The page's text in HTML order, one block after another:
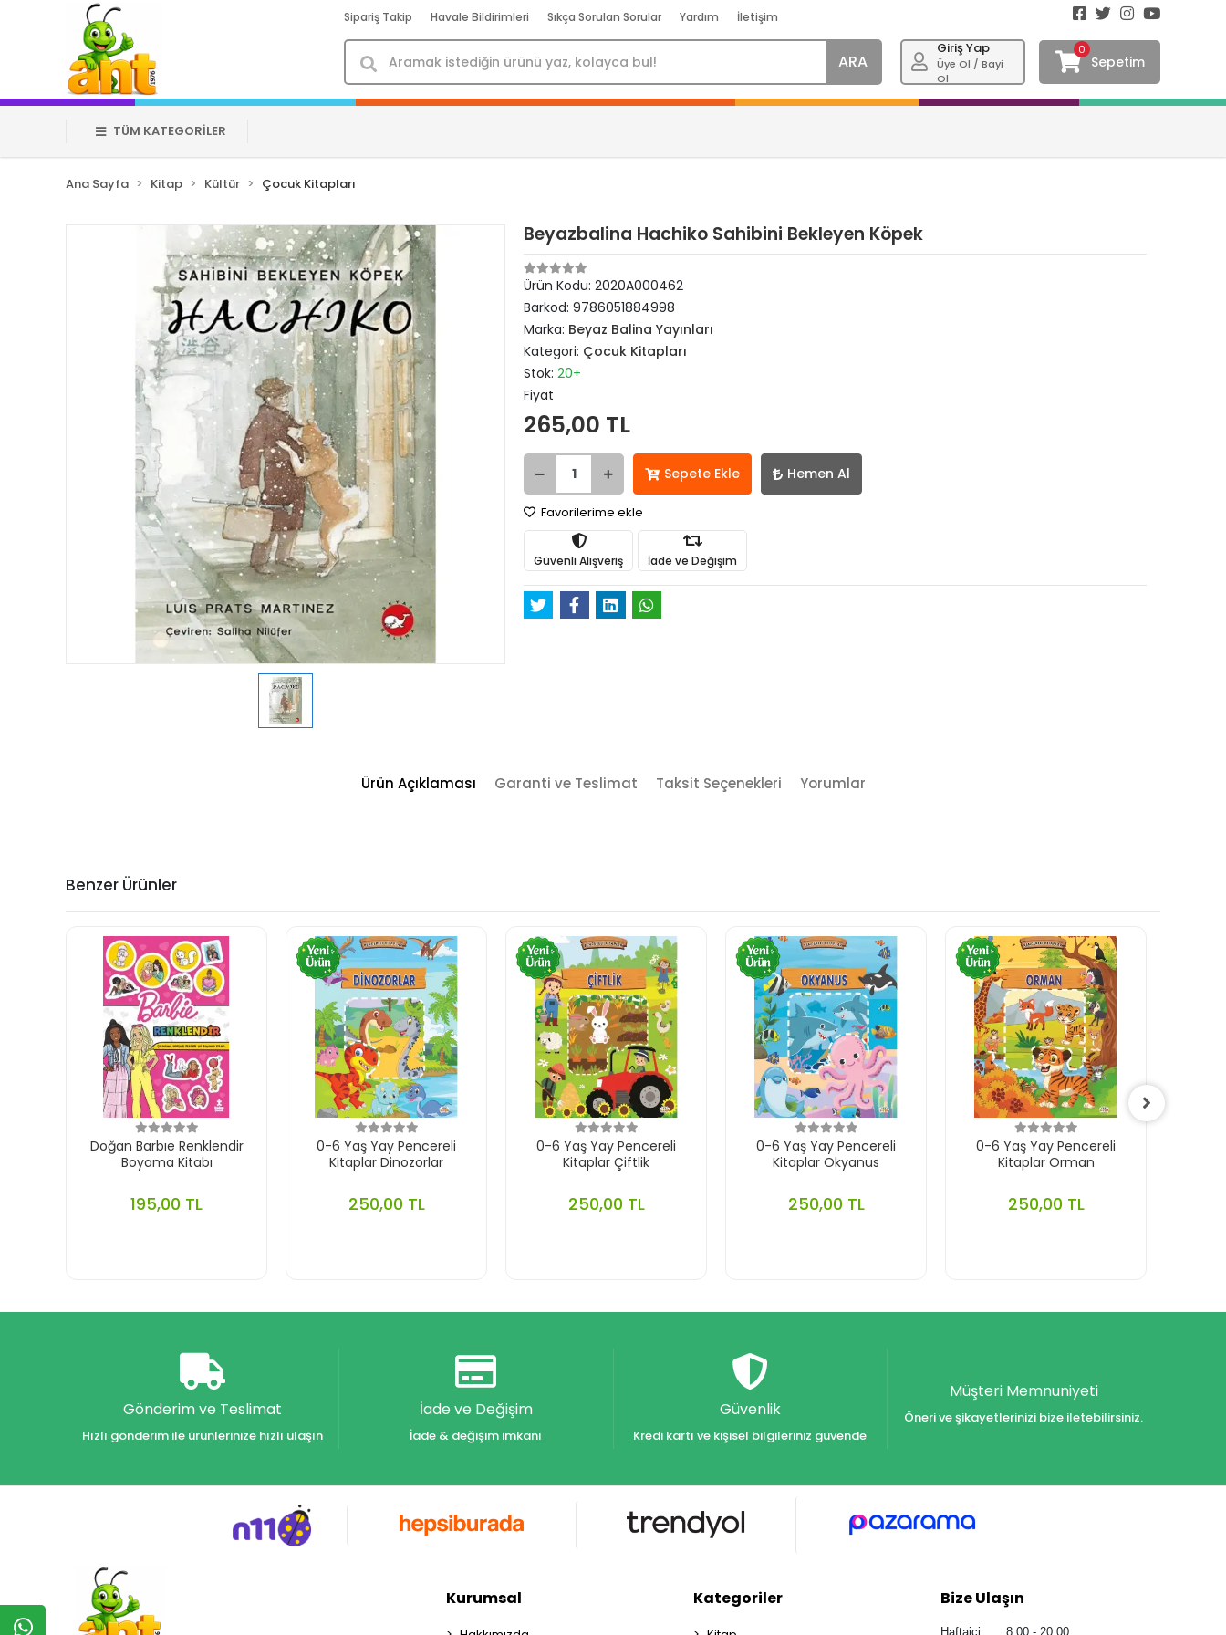
Sipariş Takip Havale Bildirimleri Sıkça Sorulan Sorular Yardım İletişim
ARA
Giriş Yap
Üye Ol / Bayi
Ol
0
Sepetim
TÜM KATEGORİLER
Ana Sayfa Kitap Kültür Çocuk Kitapları
Beyazbalina Hachiko Sahibini Bekleyen Köpek
Ürün Kodu:2020A000462
Barkod:9786051884998
Marka: Beyaz Balina Yayınları
Kategori: Çocuk Kitapları
Stok:20+
Fiyat
265,00 TL
Sepete Ekle Hemen Al
Favorilerime ekle
Güvenli Alışveriş İade ve Değişim
Ürün Açıklaması Garanti ve Teslimat Taksit Seçenekleri Yorumlar
Benzer Ürünler
Doğan Barbıe Renklendir
Boyama Kitabı
195,00 TL
0-6 Yaş Yay Pencereli
Kitaplar Dinozorlar
250,00 TL
0-6 Yaş Yay Pencereli
Kitaplar Çiftlik
250,00 TL
0-6 Yaş Yay Pencereli
Kitaplar Okyanus
250,00 TL
0-6 Yaş Yay Pencereli
Kitaplar Orman
250,00 TL
Gönderim ve Teslimat
Hızlı gönderim ile ürünlerinize hızlı ulaşın
İade ve Değişim
İade & değişim imkanı
Güvenlik
Kredi kartı ve kişisel bilgileriniz güvende
Müşteri Memnuniyeti
Öneri ve şikayetlerinizi bize iletebilirsiniz.
Kurumsal Kategoriler Bize Ulaşın
Haftaiçi 8:00 - 20:00